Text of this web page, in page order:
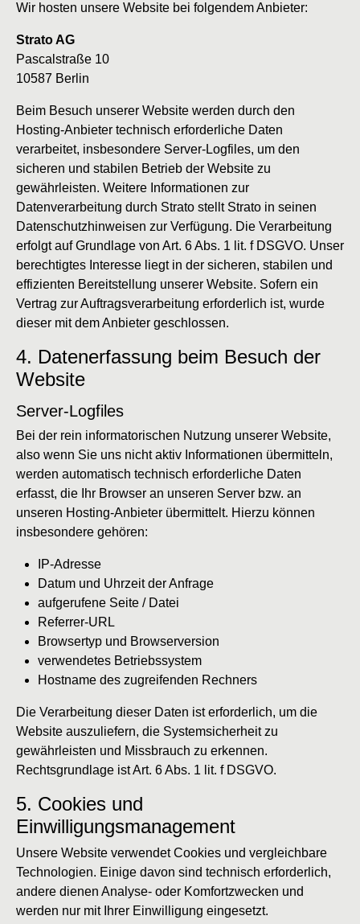
Wir hosten unsere Website bei folgendem Anbieter:
Strato AG
Pascalstraße 10
10587 Berlin
Beim Besuch unserer Website werden durch den
Hosting-Anbieter technisch erforderliche Daten
verarbeitet, insbesondere Server-Logfiles, um den
sicheren und stabilen Betrieb der Website zu
gewährleisten. Weitere Informationen zur
Datenverarbeitung durch Strato stellt Strato in seinen
Datenschutzhinweisen zur Verfügung. Die Verarbeitung
erfolgt auf Grundlage von Art. 6 Abs. 1 lit. f DSGVO. Unser
berechtigtes Interesse liegt in der sicheren, stabilen und
effizienten Bereitstellung unserer Website. Sofern ein
Vertrag zur Auftragsverarbeitung erforderlich ist, wurde
dieser mit dem Anbieter geschlossen.
4. Datenerfassung beim Besuch der
Website
Server-Logfiles
Bei der rein informatorischen Nutzung unserer Website,
also wenn Sie uns nicht aktiv Informationen übermitteln,
werden automatisch technisch erforderliche Daten
erfasst, die Ihr Browser an unseren Server bzw. an
unseren Hosting-Anbieter übermittelt. Hierzu können
insbesondere gehören:
IP-Adresse
Datum und Uhrzeit der Anfrage
aufgerufene Seite / Datei
Referrer-URL
Browsertyp und Browserversion
verwendetes Betriebssystem
Hostname des zugreifenden Rechners
Die Verarbeitung dieser Daten ist erforderlich, um die
Website auszuliefern, die Systemsicherheit zu
gewährleisten und Missbrauch zu erkennen.
Rechtsgrundlage ist Art. 6 Abs. 1 lit. f DSGVO.
5. Cookies und
Einwilligungsmanagement
Unsere Website verwendet Cookies und vergleichbare
Technologien. Einige davon sind technisch erforderlich,
andere dienen Analyse- oder Komfortzwecken und
werden nur mit Ihrer Einwilligung eingesetzt.